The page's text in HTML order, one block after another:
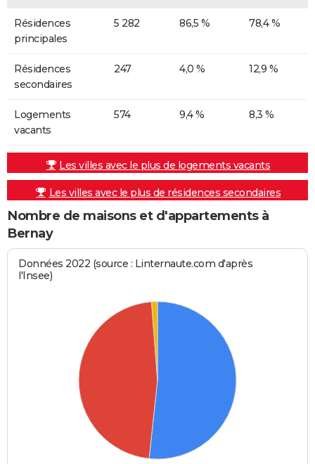
Résidences
principales
5 282 86,5 % 78,4 %
Résidences
secondaires
247 4,0 % 12,9 %
Logements
vacants
574 9,4 % 8,3 %
Les villes avec le plus de logements vacants
Les villes avec le plus de résidences secondaires
Nombre de maisons et d'appartements à
Bernay
Données 2022 (source : Linternaute.com d'après
l'Insee)